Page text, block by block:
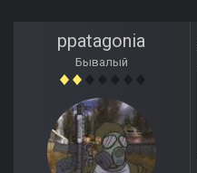
ppatagonia
Бывалый